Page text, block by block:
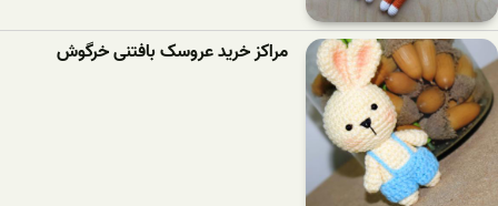
مراکز خرید عروسک بافتنی خرگوش